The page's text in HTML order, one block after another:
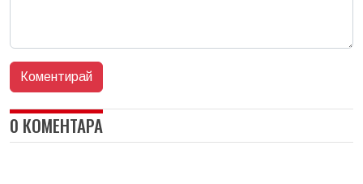
0 КОМЕНТАРА